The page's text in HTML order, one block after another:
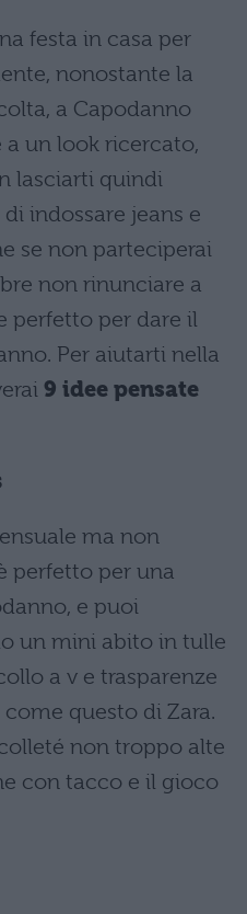
festa in casa per
nonostante la
a Capodanno
un look ricercato,
lasciarti quindi
indossare jeans e
se non parteciperai
non rinunciare a
perfetto per dare il
Per aiutarti nella
9 idee pensate
ma non
perfetto per una
e puoi
un mini abito in tulle
a v e trasparenze
questo di Zara.
non troppo alte
con tacco e il gioco